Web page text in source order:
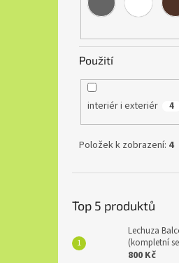
Použití
interiér i exteriér 4
Položek k zobrazení: 4
Top 5 produktů
Lechuza
(kompletní
800 Kč